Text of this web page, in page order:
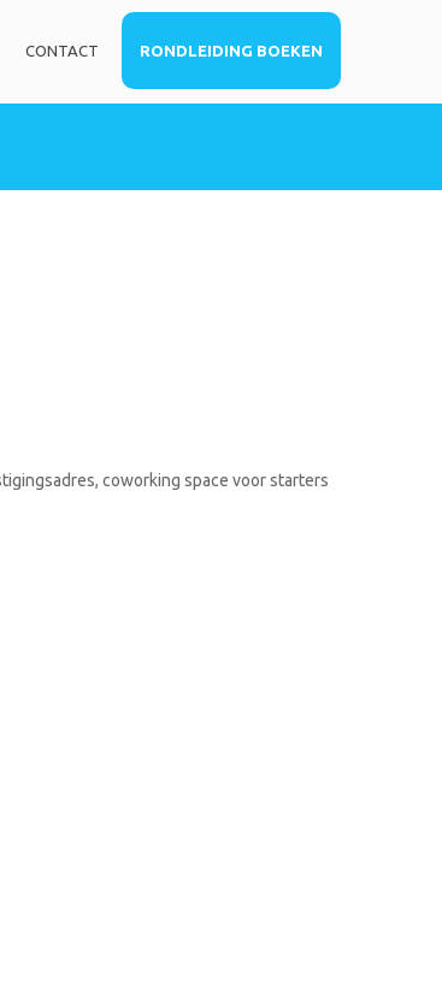
PRIJZEN
CONTACT RONDLEIDING BOEKEN
coworking space voor starters